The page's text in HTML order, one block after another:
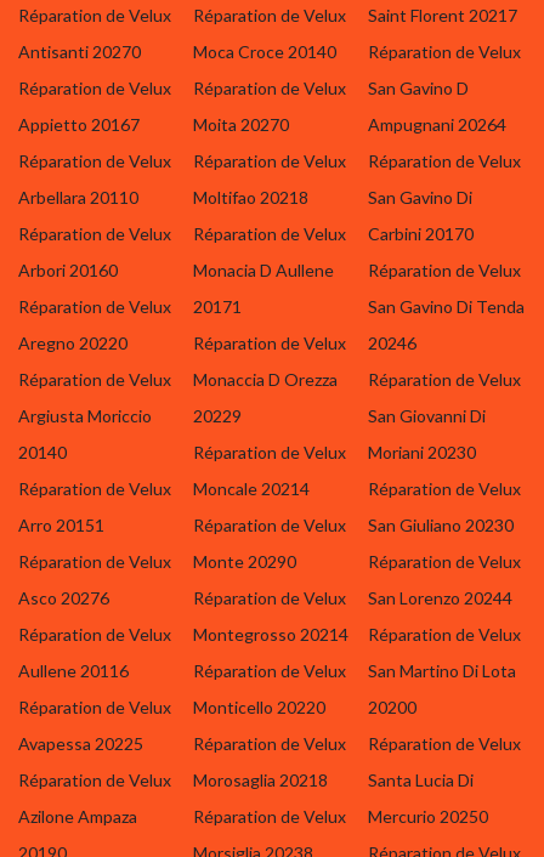
Réparation de Velux
Antisanti 20270
Réparation de Velux
Appietto 20167
Réparation de Velux
Arbellara 20110
Réparation de Velux
Arbori 20160
Réparation de Velux
Aregno 20220
Réparation de Velux
Argiusta Moriccio
20140
Réparation de Velux
Arro 20151
Réparation de Velux
Asco 20276
Réparation de Velux
Aullene 20116
Réparation de Velux
Avapessa 20225
Réparation de Velux
Azilone Ampaza
20190
Réparation de Velux
Moca Croce 20140
Réparation de Velux
Moita 20270
Réparation de Velux
Moltifao 20218
Réparation de Velux
Monacia D Aullene
20171
Réparation de Velux
Monaccia D Orezza
20229
Réparation de Velux
Moncale 20214
Réparation de Velux
Monte 20290
Réparation de Velux
Montegrosso 20214
Réparation de Velux
Monticello 20220
Réparation de Velux
Morosaglia 20218
Réparation de Velux
Morsiglia 20238
Saint Florent 20217
Réparation de Velux
San Gavino D
Ampugnani 20264
Réparation de Velux
San Gavino Di
Carbini 20170
Réparation de Velux
San Gavino Di Tenda
20246
Réparation de Velux
San Giovanni Di
Moriani 20230
Réparation de Velux
San Giuliano 20230
Réparation de Velux
San Lorenzo 20244
Réparation de Velux
San Martino Di Lota
20200
Réparation de Velux
Santa Lucia Di
Mercurio 20250
Réparation de Velux